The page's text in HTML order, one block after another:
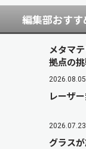
編集部おすす
メタマ
拠点の
2026.08.05
レーザ
2026.07.23
グラス